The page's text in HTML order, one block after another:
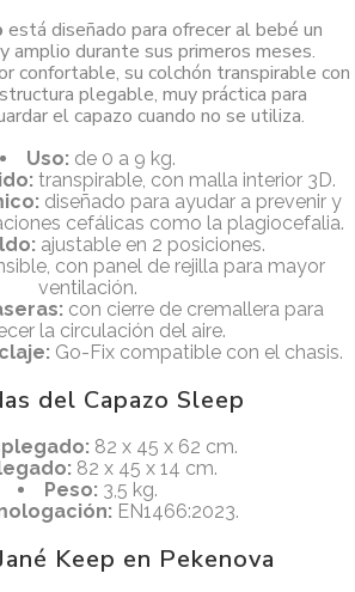
está diseñado para ofrecer al bebé un
amplio durante sus primeros meses.
confortable, su colchón transpirable con
plegable, muy práctica para
el capazo cuando no se utiliza.
Uso:de 0 a 9 kg.
transpirable, con malla interior 3D.
diseñado para ayudar a prevenir y
cefálicas como la plagiocefalia.
ajustable en 2 posiciones.
con panel de rejilla para mayor
ventilación.
con cierre de cremallera para
la circulación del aire.
Go-Fix compatible con el chasis.
del Capazo Sleep
82 x 45 x 62 cm.
82 x 45 x 14 cm.
Peso:3,5 kg.
EN1466:2023.
Keep en Pekenova